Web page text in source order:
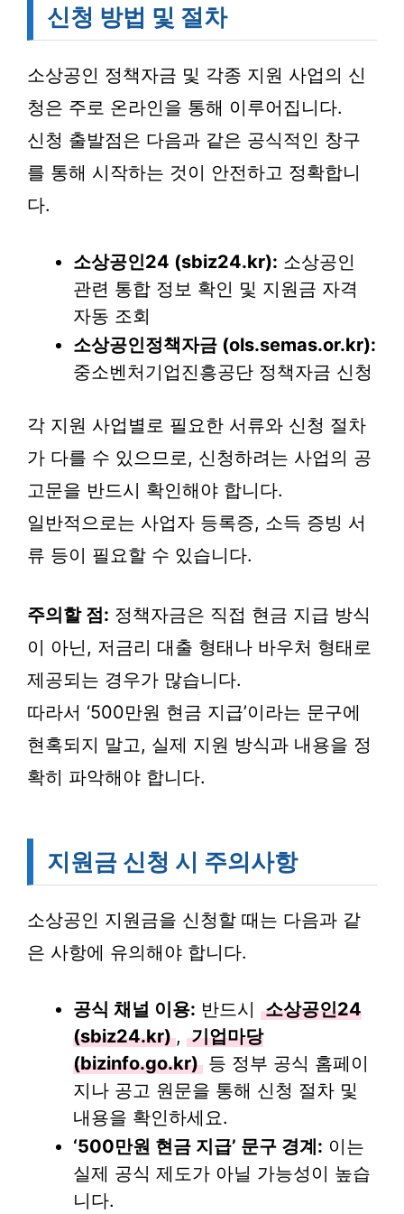
신청 방법 및 절차
소상공인 정책자금 및 각종 지원 사업의 신
청은 주로 온라인을 통해 이루어집니다.
신청 출발점은 다음과 같은 공식적인 창구
를 통해 시작하는 것이 안전하고 정확합니
다.
소상공인24 (sbiz24.kr): 소상공인
관련 통합 정보 확인 및 지원금 자격
자동 조회
소상공인정책자금 (ols.semas.or.kr):
중소벤처기업진흥공단 정책자금 신청
각 지원 사업별로 필요한 서류와 신청 절차
가 다를 수 있으므로, 신청하려는 사업의 공
고문을 반드시 확인해야 합니다.
일반적으로는 사업자 등록증, 소득 증빙 서
류 등이 필요할 수 있습니다.
주의할 점: 정책자금은 직접 현금 지급 방식
이 아닌, 저금리 대출 형태나 바우처 형태로
제공되는 경우가 많습니다.
따라서 ‘500만원 현금 지급’이라는 문구에
현혹되지 말고, 실제 지원 방식과 내용을 정
확히 파악해야 합니다.
지원금 신청 시 주의사항
소상공인 지원금을 신청할 때는 다음과 같
은 사항에 유의해야 합니다.
공식 채널 이용: 반드시 소상공인24
(sbiz24.kr) , 기업마당
(bizinfo.go.kr) 등 정부 공식 홈페이
지나 공고 원문을 통해 신청 절차 및
내용을 확인하세요.
‘500만원 현금 지급’ 문구 경계: 이는
실제 공식 제도가 아닐 가능성이 높습
니다.